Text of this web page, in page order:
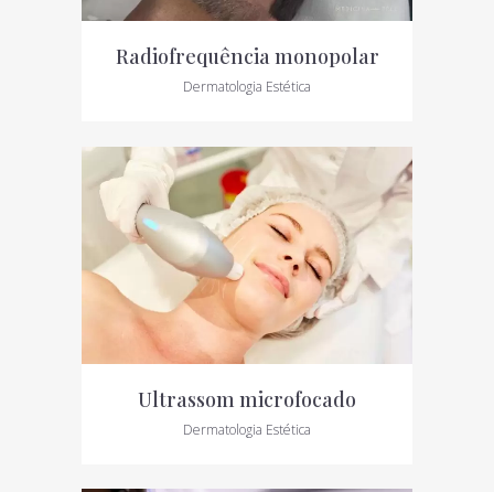
Radiofrequência monopolar
Dermatologia Estética
Ultrassom microfocado
Dermatologia Estética